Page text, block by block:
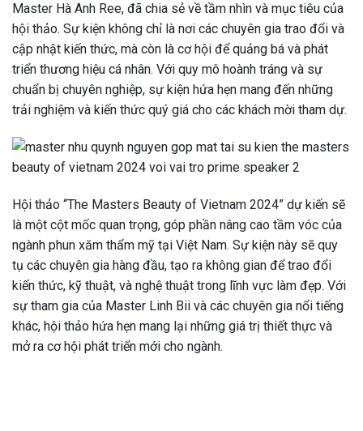
Master Hà Anh Ree, đã chia sẻ về tầm nhìn và mục tiêu của
hội thảo. Sự kiện không chỉ là nơi các chuyên gia trao đổi và
cập nhật kiến thức, mà còn là cơ hội để quảng bá và phát
triển thương hiệu cá nhân. Với quy mô hoành tráng và sự
chuẩn bị chuyên nghiệp, sự kiện hứa hẹn mang đến những
trải nghiệm và kiến thức quý giá cho các khách mời tham dự.
Hội thảo “The Masters Beauty of Vietnam 2024” dự kiến sẽ
là một cột mốc quan trọng, góp phần nâng cao tầm vóc của
ngành phun xăm thẩm mỹ tại Việt Nam. Sự kiện này sẽ quy
tụ các chuyên gia hàng đầu, tạo ra không gian để trao đổi
kiến thức, kỹ thuật, và nghệ thuật trong lĩnh vực làm đẹp. Với
sự tham gia của Master Linh Bii và các chuyên gia nổi tiếng
khác, hội thảo hứa hẹn mang lại những giá trị thiết thực và
mở ra cơ hội phát triển mới cho ngành.